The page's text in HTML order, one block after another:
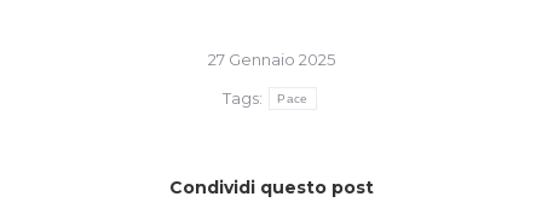
27 Gennaio 2025
Tags:
Pace
Condividi questo post